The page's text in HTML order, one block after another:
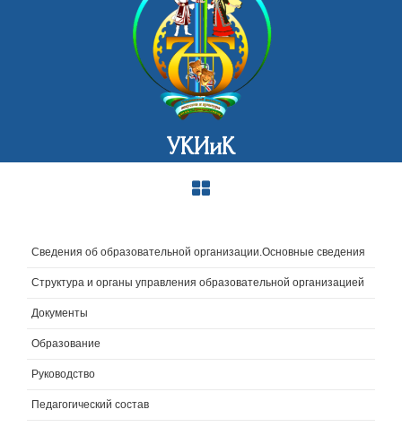
УКИиК
Сведения об образовательной организации.Основные сведения
Структура и органы управления образовательной организацией
Документы
Образование
Руководство
Педагогический состав